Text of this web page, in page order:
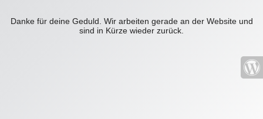
Danke für deine Geduld. Wir arbeiten gerade an der Website und
sind in Kürze wieder zurück.